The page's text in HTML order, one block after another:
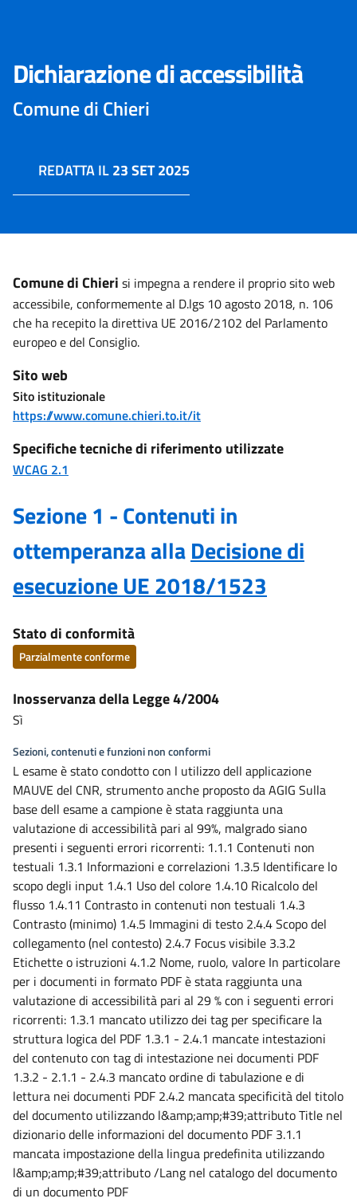
Dichiarazione di accessibilità
Comune di Chieri
REDATTA IL23 SET 2025
Comune di Chieri si impegna a rendere il proprio sito web
accessibile, conformemente al D.lgs 10 agosto 2018, n. 106
che ha recepito la direttiva UE 2016/2102 del Parlamento
europeo e del Consiglio.
Sito web
Sito istituzionale
https://www.comune.chieri.to.it/it
Specifiche tecniche di riferimento utilizzate
WCAG 2.1
Sezione 1 - Contenuti in
ottemperanza allaDecisione di
esecuzione UE 2018/1523
Stato di conformità
Parzialmente conforme
Inosservanza della Legge 4/2004
Sì
Sezioni, contenuti e funzioni non conformi
L esame è stato condotto con l utilizzo dell applicazione
MAUVE del CNR, strumento anche proposto da AGIG Sulla
base dell esame a campione è stata raggiunta una
valutazione di accessibilità pari al 99%, malgrado siano
presenti i seguenti errori ricorrenti: 1.1.1 Contenuti non
testuali 1.3.1 Informazioni e correlazioni 1.3.5 Identificare lo
scopo degli input 1.4.1 Uso del colore 1.4.10 Ricalcolo del
flusso 1.4.11 Contrasto in contenuti non testuali 1.4.3
Contrasto (minimo) 1.4.5 Immagini di testo 2.4.4 Scopo del
collegamento (nel contesto) 2.4.7 Focus visibile 3.3.2
Etichette o istruzioni 4.1.2 Nome, ruolo, valore In particolare
per i documenti in formato PDF è stata raggiunta una
valutazione di accessibilità pari al 29 % con i seguenti errori
ricorrenti: 1.3.1 mancato utilizzo dei tag per specificare la
struttura logica del PDF 1.3.1 - 2.4.1 mancate intestazioni
del contenuto con tag di intestazione nei documenti PDF
1.3.2 - 2.1.1 - 2.4.3 mancato ordine di tabulazione e di
lettura nei documenti PDF 2.4.2 mancata specificità del titolo
del documento utilizzando l&amp;amp;#39;attributo Title nel
dizionario delle informazioni del documento PDF 3.1.1
mancata impostazione della lingua predefinita utilizzando
l&amp;amp;#39;attributo /Lang nel catalogo del documento
di un documento PDF